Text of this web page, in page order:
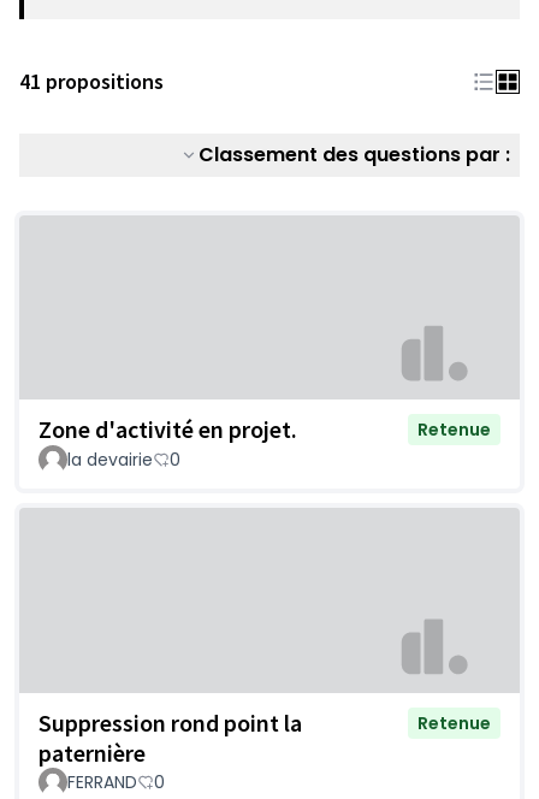
41 propositions
Classement des questions par :
Zone d'activité en projet.
Retenue
la devairie
0
Suppression rond point la
paternière
Retenue
FERRAND 0